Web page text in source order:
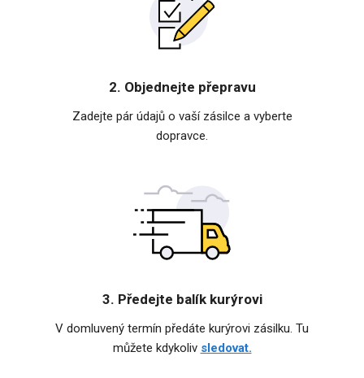
2. Objednejte přepravu
Zadejte pár údajů o vaší zásilce a vyberte
dopravce.
3. Předejte balík kurýrovi
V domluvený termín předáte kurýrovi zásilku. Tu
můžete kdykoliv sledovat.